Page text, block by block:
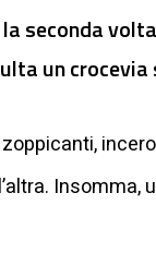
seconda
un
Insomma,